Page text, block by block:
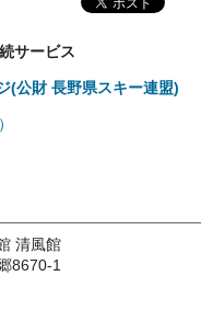
サービス
(公財 長野県スキー連盟)
清風館
8670-1